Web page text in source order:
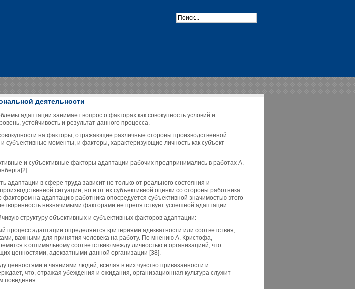
деятельности
адаптации занимает вопрос о факторах как совокупность условий и
устойчивость и результат данного процесса.
на факторы, отражающие различные стороны производственной
субъективные моменты, и факторы, характеризующие личность как субъект
и субъективные факторы адаптации рабочих предпринимались в работах А.
адаптации в сфере труда зависит не только от реального состояния и
ситуации, но и от их субъективной оценки со стороны работника.
на адаптацию работника опосредуется субъективной значимостью этого
незначимыми факторами не препятствует успешной адаптации.
структуру объективных и субъективных факторов адаптации:
процесс адаптации определяется критериями адекватности или соответствия,
важными для принятия человека на работу. По мнению А. Кристофа,
к оптимальному соответствию между личностью и организацией, что
ценностями, адекватными данной организации [38].
ценностями и чаяниями людей, вселяя в них чувство привязанности и
что, отражая убеждения и ожидания, организационная культура служит
поведения.